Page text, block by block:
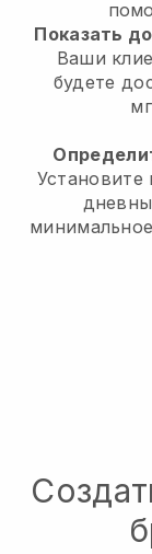
Показать
Ваши
будете